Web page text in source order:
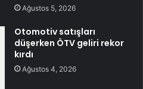
Ağustos 5, 2026
Otomotiv satışları
düşerken ÖTV geliri rekor
kırdı
Ağustos 4, 2026